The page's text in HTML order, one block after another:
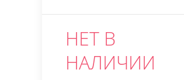
НЕТ В
НАЛИЧИИ